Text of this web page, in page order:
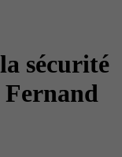
sécurité
Fernand